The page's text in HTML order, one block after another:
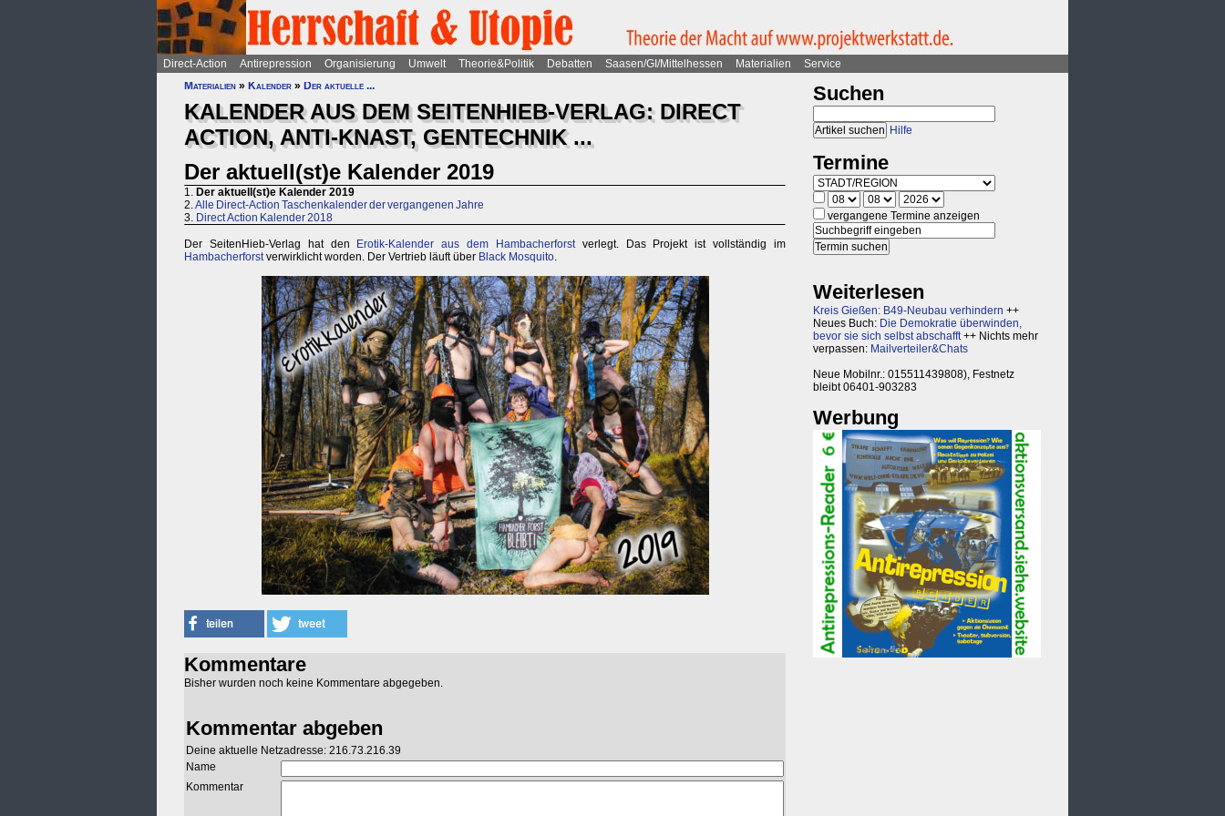
Direct-Action Antirepression Organisierung Umwelt Theorie&Politik Debatten Saasen/GI/Mittelhessen Materialien
Service
Materialien » Kalender » Der aktuelle ...
KALENDER AUS DEM SEITENHIEB-VERLAG: DIRECT
ACTION, ANTI-KNAST, GENTECHNIK ...
Der aktuell(st)e Kalender 2019
1. Der aktuell(st)e Kalender 2019
2.Alle Direct-Action Taschenkalender der vergangenen Jahre
3. Direct Action Kalender 2018
Der SeitenHieb-Verlag hat den Erotik-Kalender aus dem Hambacherforstverlegt. Das Projekt ist vollständig im
Hambacherforstverwirklicht worden. Der Vertrieb läuft über Black Mosquito.
Kommentare
Bisher wurden noch keine Kommentare abgegeben.
Kommentar abgeben
Deine aktuelle Netzadresse: 216.73.216.39
Name
Kommentar
Suchen
Hilfe
Termine
vergangene Termine anzeigen
Weiterlesen
Kreis Gießen: B49-Neubau verhindern ++
Neues Buch: Die Demokratie überwinden,
bevor sie sich selbst abschafft++ Nichts mehr
verpassen: Mailverteiler&Chats
Neue Mobilnr.: 015511439808), Festnetz
bleibt 06401-903283
Werbung